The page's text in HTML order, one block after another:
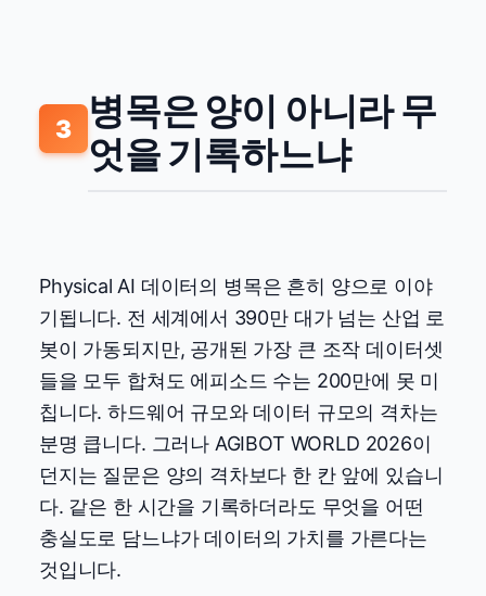
3 병목은 양이 아니라 무
엇을 기록하느냐
Physical AI 데이터의 병목은 흔히 양으로 이야
기됩니다. 전 세계에서 390만 대가 넘는 산업 로
봇이 가동되지만, 공개된 가장 큰 조작 데이터셋
들을 모두 합쳐도 에피소드 수는 200만에 못 미
칩니다. 하드웨어 규모와 데이터 규모의 격차는
분명 큽니다. 그러나 AGIBOT WORLD 2026이
던지는 질문은 양의 격차보다 한 칸 앞에 있습니
다. 같은 한 시간을 기록하더라도 무엇을 어떤
충실도로 담느냐가 데이터의 가치를 가른다는
것입니다.